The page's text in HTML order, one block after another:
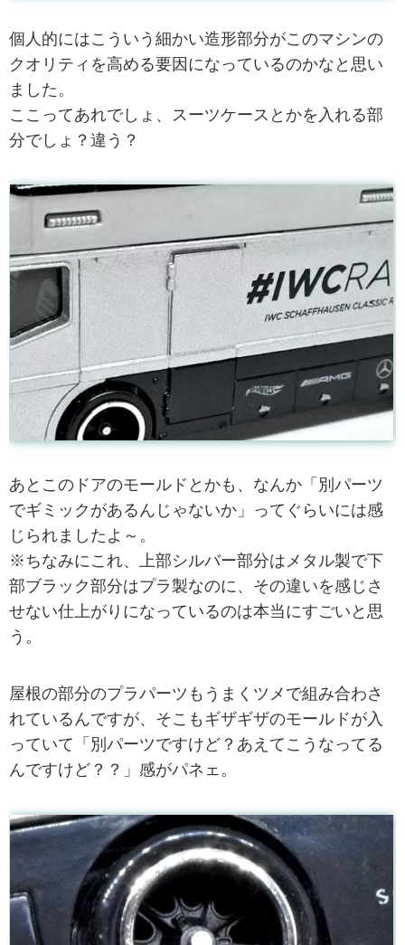
個人的にはこういう細かい造形部分がこのマシンの
クオリティを高める要因になっているのかなと思い
ました。
ここってあれでしょ、スーツケースとかを入れる部
分でしょ？違う？
あとこのドアのモールドとかも、なんか「別パーツ
でギミックがあるんじゃないか」ってぐらいには感
じられましたよ～。
※ちなみにこれ、上部シルバー部分はメタル製で下
部ブラック部分はプラ製なのに、その違いを感じさ
せない仕上がりになっているのは本当にすごいと思
う。
屋根の部分のプラパーツもうまくツメで組み合わさ
れているんですが、そこもギザギザのモールドが入
っていて「別パーツですけど？あえてこうなってる
んですけど？？」感がパネェ。